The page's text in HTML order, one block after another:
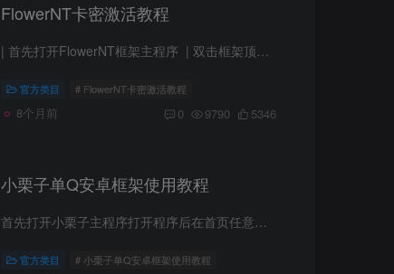
FlowerNT卡密激活教程
| 首先打开FlowerNT框架主程序 | 双击框架顶部的到期时间| 输入卡密续费即可© 版权声明文章版权归作者所有，未经允许请勿转载。
官方类目 # FlowerNT卡密激活教程
8个月前 0 9790 5346
小栗子单Q安卓框架使用教程
首先打开小栗子主程序打开程序后在首页任意地方鼠标右键-点击卡密授权（如下图）输入完成机器人账号 输入您所购买的卡密 确认即可正常登录框架登录框架即可导入插件进行使用 学会的别忘来下一...
官方类目 # 小栗子单Q安卓框架使用教程